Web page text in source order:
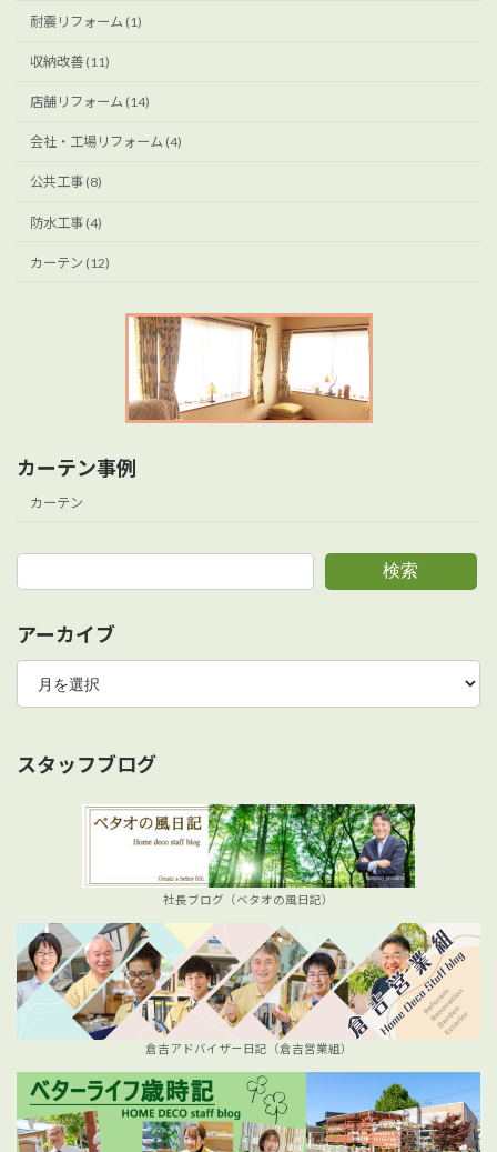
耐震リフォーム (1)
収納改善 (11)
店舗リフォーム (14)
会社・工場リフォーム (4)
公共工事 (8)
防水工事 (4)
カーテン (12)
カーテン事例
カーテン
検索
アーカイブ
ア
カ
スタッフブログ
社長ブログ（ベタオの風日記）
倉吉アドバイザー日記（倉吉営業組）